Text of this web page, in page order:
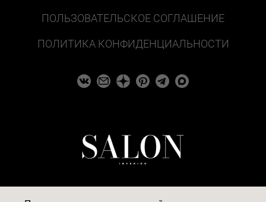
ПОЛЬЗОВАТЕЛЬСКОЕ СОГЛАШЕНИЕ
ПОЛИТИКА КОНФИДЕНЦИАЛЬНОСТИ